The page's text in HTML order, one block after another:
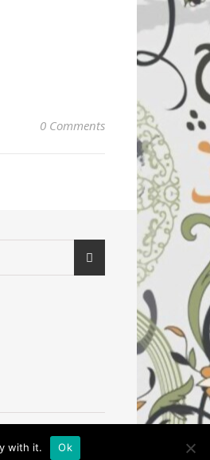
0 Comments
with it. Ok